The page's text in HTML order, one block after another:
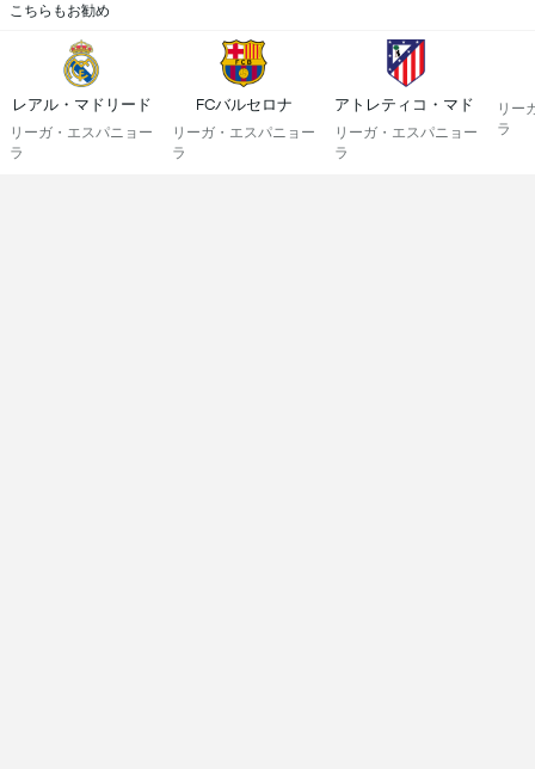
こちらもお勧め
レアル・マドリード
リーガ・エスパニョー
ラ
FCバルセロナ
リーガ・エスパニョー
ラ
アトレティコ・マドリード
リーガ・エスパニョー
ラ
リー
ラ